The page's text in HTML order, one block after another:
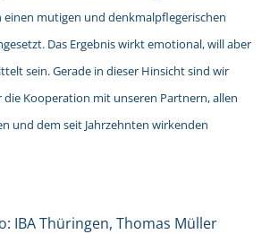
einen mutigen und denkmalpflegerischen
Das Ergebnis wirkt emotional, will aber
sein. Gerade in dieser Hinsicht sind wir
Kooperation mit unseren Partnern, allen
und dem seit Jahrzehnten wirkenden
IBA Thüringen, Thomas Müller